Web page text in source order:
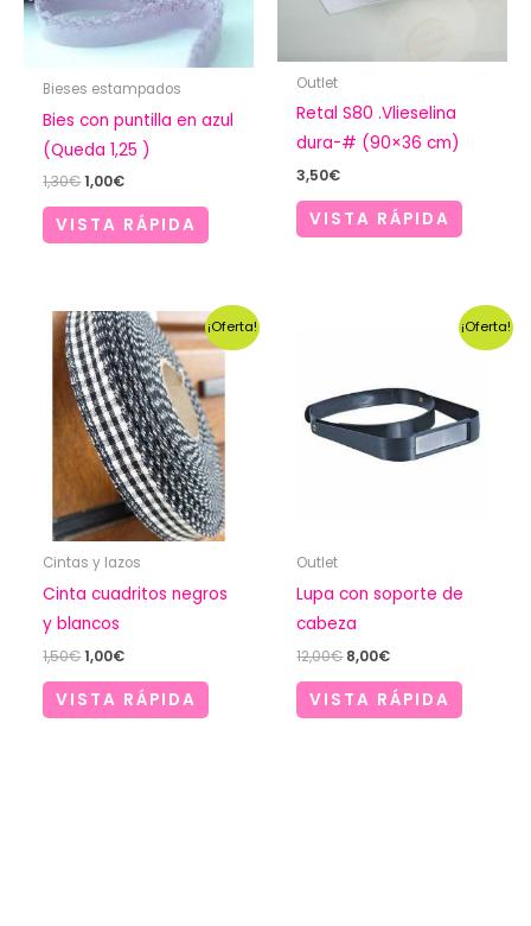
Bieses estampados
Bies con puntilla en azul
(Queda 1,25 )
1,30€El
original
era:
1,00€El
actual
es:
VISTA RÁPIDA
Outlet
Retal S80 .Vlieselina
dura-# (90×36 cm)
3,50€
VISTA RÁPIDA
¡Oferta!
Cintas y lazos
Cinta cuadritos negros
y blancos
1,50€El
original
era:
1,00€El
actual
es:
VISTA RÁPIDA
¡Oferta!
Outlet
Lupa con soporte de
cabeza
12,00€ El
original
era:
8,00€El
actual
es:
VISTA RÁPIDA